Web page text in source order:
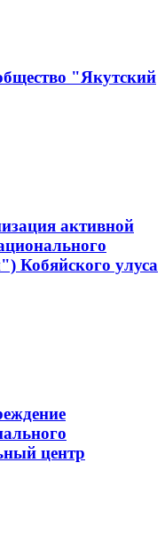
"Якутский
активной
Кобяйского улуса
центр